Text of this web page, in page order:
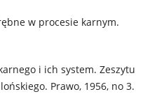
w procesie karnym.
i ich system. Zeszytu
Prawo, 1956, no 3.